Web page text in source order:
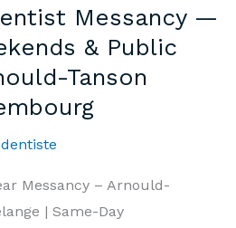
Messancy —
& Public
Tanson
dentiste
Messancy – Arnould-
| Same-Day